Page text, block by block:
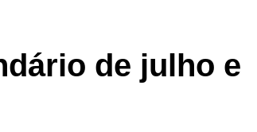
de julho e